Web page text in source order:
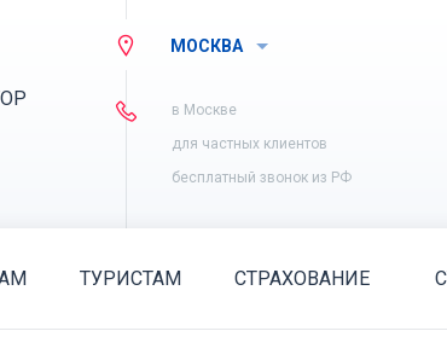
МОСКВА
в Москве
для частных клиентов
бесплатный звонок из РФ
ТУРИСТАМ СТРАХОВАНИЕ